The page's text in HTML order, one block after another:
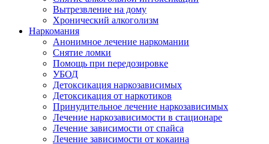
Вытрезвление на дому
Хронический алкоголизм
Наркомания
Анонимное лечение наркомании
Снятие ломки
Помощь при передозировке
УБОД
Детоксикация наркозависимых
Детоксикация от наркотиков
Принудительное лечение наркозависимых
Лечение наркозависимости в стационаре
Лечение зависимости от спайса
Лечение зависимости от кокаина